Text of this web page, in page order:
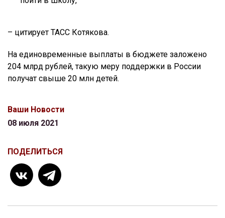
– цитирует ТАСС Котякова.
На единовременные выплаты в бюджете заложено
204 млрд рублей, такую меру поддержки в России
получат свыше 20 млн детей.
Ваши Новости
08 июля 2021
ПОДЕЛИТЬСЯ